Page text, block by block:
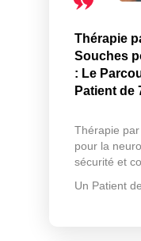
Thérapie
Souches
: Le
Patient de
Thérapie
pour la
sécurité et
Un Patient